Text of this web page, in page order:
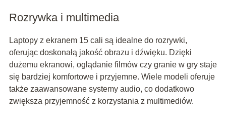
Rozrywka i multimedia
Laptopy z ekranem 15 cali są idealne do rozrywki,
oferując doskonałą jakość obrazu i dźwięku. Dzięki
dużemu ekranowi, oglądanie filmów czy granie w gry staje
się bardziej komfortowe i przyjemne. Wiele modeli oferuje
także zaawansowane systemy audio, co dodatkowo
zwiększa przyjemność z korzystania z multimediów.